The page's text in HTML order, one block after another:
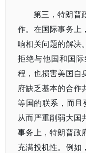
第三，特朗普
作。在国际事务上
响相关问题的解决
拒绝与他国和国
程，也损害美国自
府缺乏基本的合作
等国的联系，而且
从而严重削弱大国
事务上，特朗普政
充满投机性。例如